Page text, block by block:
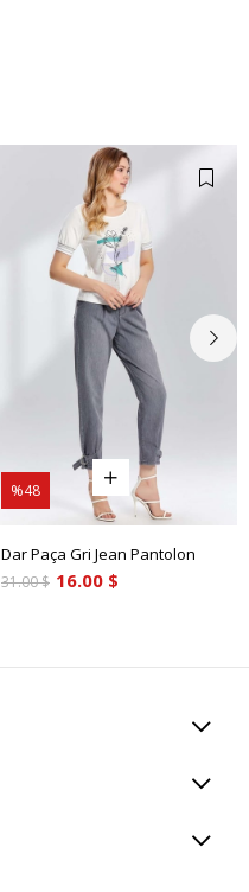
Dar Paça Gri Jean Pantolon
16.00 $
31.00 $
%48